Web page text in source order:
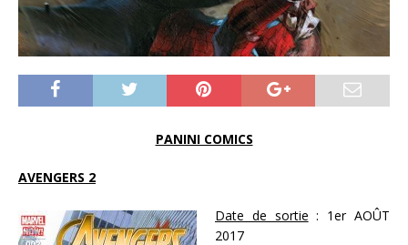
PANINI COMICS
AVENGERS 2
Date de sortie : 1er AOÛT
2017